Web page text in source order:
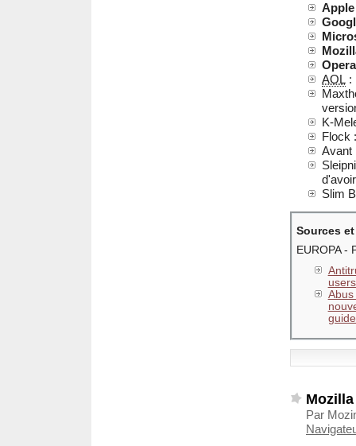
Opera
AOL :
K-
Flock
Avant
Slim
Sources
EUROPA -
Par